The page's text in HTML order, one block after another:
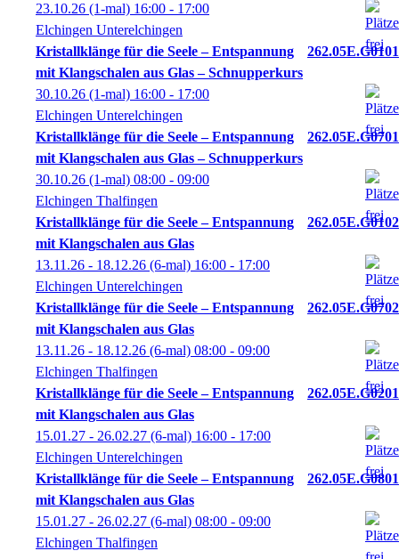
23.10.26 (1-mal) 16:00 - 17:00
Elchingen Unterelchingen
Kristallklänge für die Seele – Entspannung
mit Klangschalen aus Glas – Schnupperkurs
262.05E.G0101
30.10.26 (1-mal) 16:00 - 17:00
Elchingen Unterelchingen
Kristallklänge für die Seele – Entspannung
mit Klangschalen aus Glas – Schnupperkurs
262.05E.G0701
30.10.26 (1-mal) 08:00 - 09:00
Elchingen Thalfingen
Kristallklänge für die Seele – Entspannung
mit Klangschalen aus Glas
262.05E.G0102
13.11.26 - 18.12.26 (6-mal) 16:00 - 17:00
Elchingen Unterelchingen
Kristallklänge für die Seele – Entspannung
mit Klangschalen aus Glas
262.05E.G0702
13.11.26 - 18.12.26 (6-mal) 08:00 - 09:00
Elchingen Thalfingen
Kristallklänge für die Seele – Entspannung
mit Klangschalen aus Glas
262.05E.G0201
15.01.27 - 26.02.27 (6-mal) 16:00 - 17:00
Elchingen Unterelchingen
Kristallklänge für die Seele – Entspannung
mit Klangschalen aus Glas
262.05E.G0801
15.01.27 - 26.02.27 (6-mal) 08:00 - 09:00
Elchingen Thalfingen